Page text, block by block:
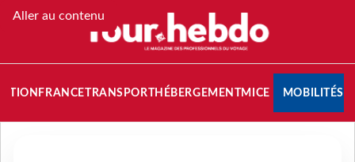
Aller au contenu
FRANCETRANSPORT HÉBERGEMENTMICE MOBILITÉS